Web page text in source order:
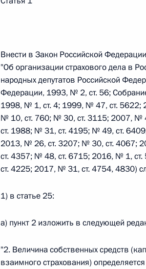
О внесении изменений в статьи 85 и 102
кодекса Российской Федерации
26 июля 2026 года
Федеральный закон от
О внесении изменений в Трудовой
26 июля 2026 года
Федеральный закон от
О внесении изменений в Федеральный
Внести в Закон Российской
"Об организации страхового дела в
народных депутатов Российской
Федерации, 1993, № 2, ст. 56;
1998, № 1, ст. 4; 1999, № 47, ст.
№ 10, ст. 760; № 30, ст. 3115; 2007,
ст. 1988; № 31, ст. 4195; № 49, ст.
2013, № 26, ст. 3207; № 30, ст. 4067;
ст. 4357; № 48, ст. 6715; 2016, № 1,
ст. 4225; 2017, № 31, ст. 4754, 4830)
1) в статье 25:
а) пункт 2 изложить в следующей
"2. Величина собственных средств
взаимного страхования)